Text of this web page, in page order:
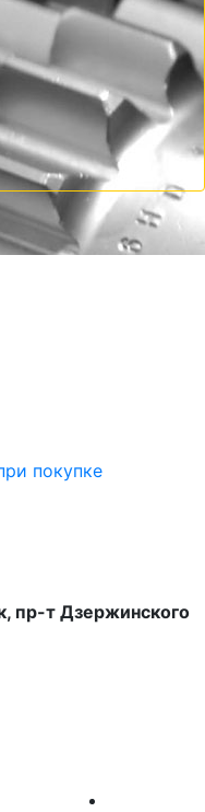
покупке
пр-т Дзержинского